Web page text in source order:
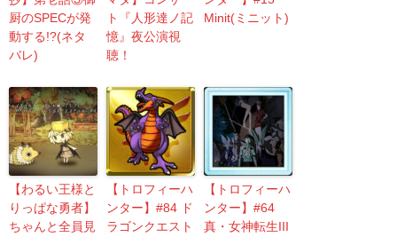
厨のSPECが発
動する!?(ネタ
バレ)
ト『人形達ノ記
憶』夜公演視
聴！
Minit(ミニット)
【わるい王様と
りっぱな勇者】
ちゃんと全員見
【トロフィーハ
ンター】#84 ド
ラゴンクエスト
【トロフィーハ
ンター】#64
真・女神転生III